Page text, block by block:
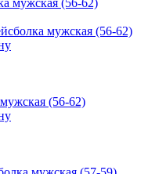
мужская (56-62)
(56-62)